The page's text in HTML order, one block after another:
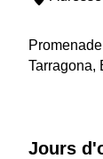
Tarragona,
Jours